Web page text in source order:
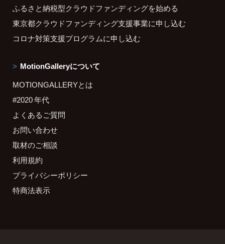
ふるさと納税型クラウドファンディングを始める
東京都クラウドファンディング支援事業に申し込む
コロナ対策支援プログラムに申し込む
MotionGalleryについて
MOTIONGALLERYとは
#2020 年代
よくあるご質問
お問い合わせ
取材のご相談
利用規約
プライバシーポリシー
特商法表示